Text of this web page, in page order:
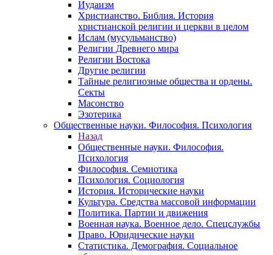
Иудаизм
Христианство. Библия. История
христианской религии и церкви в целом
Ислам (мусульманство)
Религии Древнего мира
Религии Востока
Другие религии
Тайные религиозные общества и ордены.
Секты
Масонство
Эзотерика
Общественные науки. Философия. Психология
Назад
Общественные науки. Философия.
Психология
Философия. Семиотика
Психология. Социология
История. Исторические науки
Культура. Средства массовой информации
Политика. Партии и движения
Военная наука. Военное дело. Спецслужбы
Право. Юридические науки
Статистика. Демография. Социальное